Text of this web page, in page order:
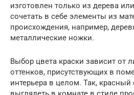
изготовлен только из дерева
сочетать в себе элементы из
происхождения, например,
металлические ножки.
Выбор цвета краски зависит от
оттенков, присутствующих в
интерьера в целом. Так, красный